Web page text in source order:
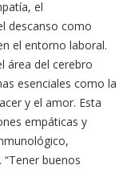
el
descanso como
el entorno laboral.
área del cerebro
esenciales como la
y el amor. Esta
empáticas y
buenos